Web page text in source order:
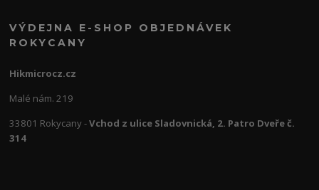
VÝDEJNA E-SHOP OBJEDNÁVEK
ROKYCANY
Hikmicrocz.cz
Malé nám. 219
33801 Rokycany -Vchod z ulice Sladovnická, 2. Patro Dveře č.
314